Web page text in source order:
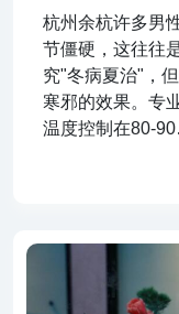
杭州余杭许多男
节僵硬，这往往
究"冬病夏治"，
寒邪的效果。专
温度控制在80-